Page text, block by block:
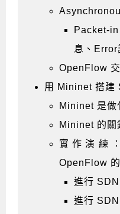
Packet-
息、
OpenFlow
用 Mininet 搭建
Mininet 是做
Mininet 的關
實作演練
OpenFlow
進行
進行